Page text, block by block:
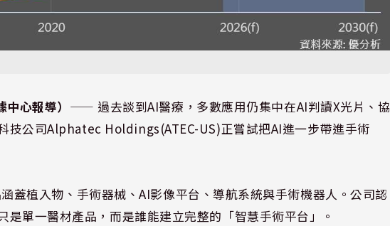
心報導） ⸺ 過去談到AI醫療，多數應用仍集中在AI判讀X光片、協
技公司Alphatec Holdings(ATEC-US)正嘗試把AI進一步帶進手術
蓋植入物、手術器械、AI影像平台、導航系統與手術機器人。公司認
單一醫材產品，而是誰能建立完整的「智慧手術平台」。